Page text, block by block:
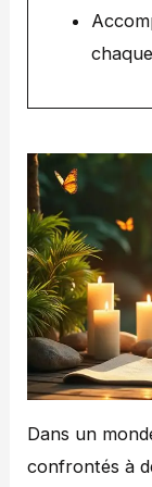
Dans un
confrontés à